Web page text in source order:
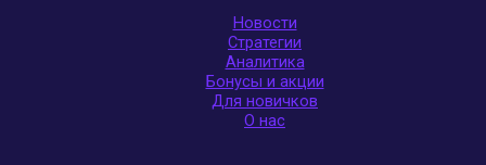
Новости
Стратегии
Аналитика
Бонусы и акции
Для новичков
О нас